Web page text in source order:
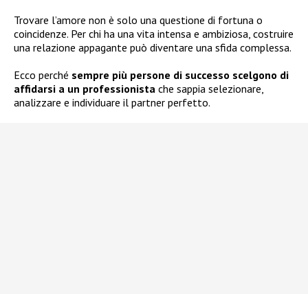
Trovare l’amore non è solo una questione di fortuna o
coincidenze. Per chi ha una vita intensa e ambiziosa, costruire
una relazione appagante può diventare una sfida complessa.
Ecco perché sempre più persone di successo scelgono di
affidarsi a un professionista che sappia selezionare,
analizzare e individuare il partner perfetto.